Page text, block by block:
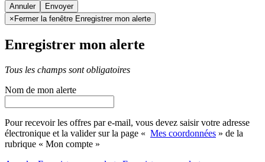
Annuler
× Fermer la fenêtre Enregistrer mon alerte
Enregistrer mon alerte
Tous les champs sont obligatoires
Nom de mon alerte
Pour recevoir les offres par e-mail, vous devez saisir votre adresse
électronique et la valider sur la page « Mes coordonnées » de la
rubrique « Mon compte »